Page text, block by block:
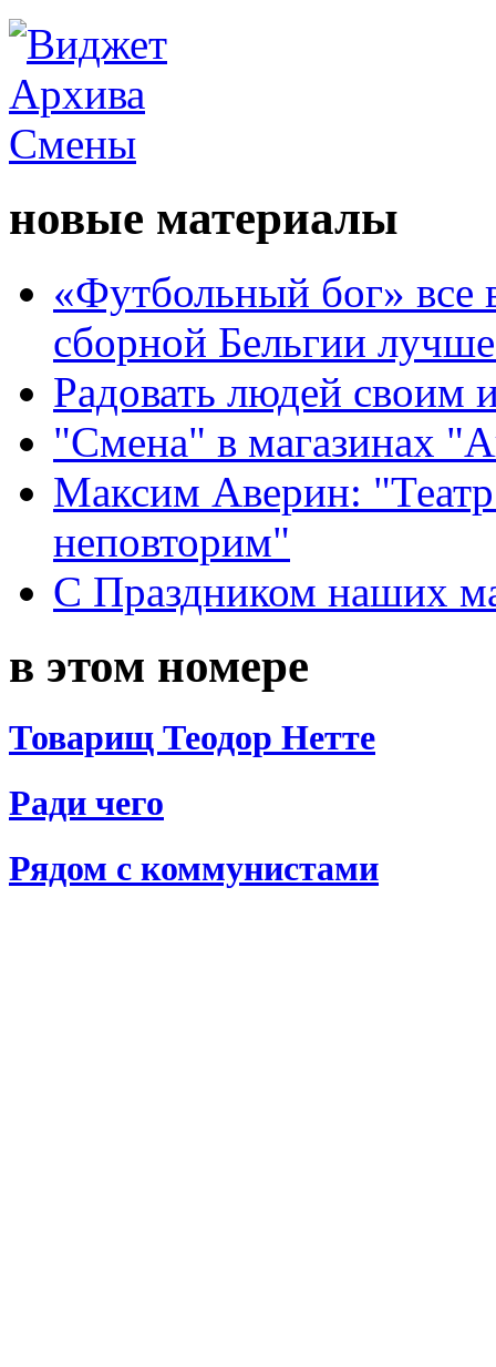
новые материалы
«Футбольный бог» все
сборной Бельгии
Радовать людей своим
"Смена" в магазинах
Максим Аверин:
неповторим"
С Праздником наших
в этом номере
Товарищ Теодор Нетте
Ради чего
Рядом с коммунистами